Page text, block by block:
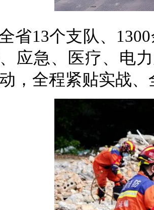
省13个支队、
应急、医疗、电
，全程紧贴实战